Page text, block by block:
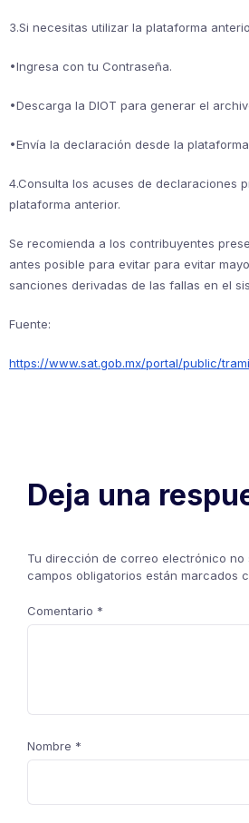
​3.​Si necesitas utilizar la plataforma
​•​Ingresa con tu Contraseña.
​•​Descarga la DIOT para generar el
​•​Envía la declaración desde la
​4.​Consulta los acuses de declaraciones
plataforma ​​anterior.
Se recomienda a los contribuyentes
antes posible para evitar para evitar
sanciones derivadas de las fallas en el
Fuente:
https://www.sat.gob.mx/portal/public/
Deja una
Tu dirección de correo electrónico no
campos obligatorios están marcados
Comentario *
Nombre *